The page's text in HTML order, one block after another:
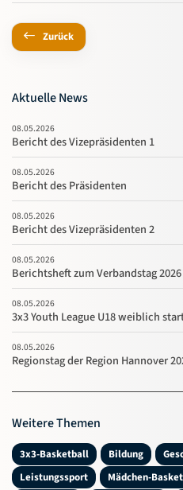
Zurück
Aktuelle News
08.05.2026
Bericht des Vizepräsidenten 1
08.05.2026
Bericht des Präsidenten
08.05.2026
Bericht des Vizepräsidenten 2
08.05.2026
Berichtsheft zum Verbandstag 2026
08.05.2026
3x3 Youth League U18 weiblich
08.05.2026
Regionstag der Region Hannover
Weitere Themen
3x3-Basketball Bildung
Leistungssport
Mädchen-